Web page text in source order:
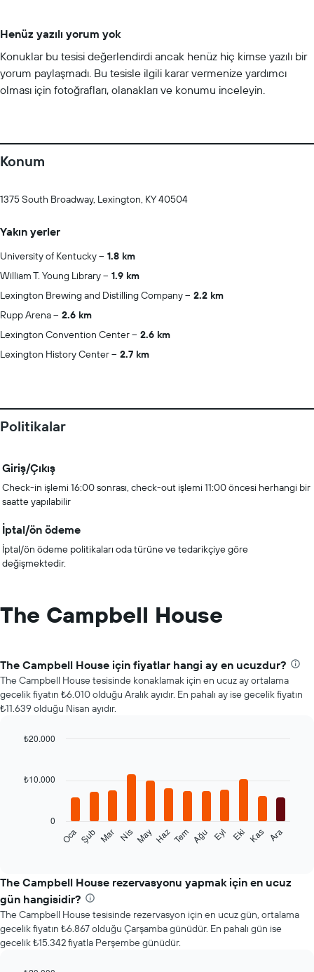
Henüz yazılı yorum yok
Konuklar bu tesisi değerlendirdi ancak henüz hiç kimse yazılı bir
yorum paylaşmadı. Bu tesisle ilgili karar vermenize yardımcı
olması için fotoğrafları, olanakları ve konumu inceleyin.
Konum
1375 South Broadway, Lexington, KY 40504
Yakın yerler
University of Kentucky
1.8 km
William T. Young Library
1.9 km
Lexington Brewing and Distilling Company
2.2 km
Rupp Arena
2.6 km
Lexington Convention Center
2.6 km
Lexington History Center
2.7 km
Politikalar
Giriş/Çıkış
Check-in işlemi 16:00 sonrası, check-out işlemi 11:00 öncesi herhangi bir
saatte yapılabilir
İptal/ön ödeme
İptal/ön ödeme politikaları oda türüne ve tedarikçiye göre
değişmektedir.
The Campbell House
The Campbell House için fiyatlar hangi ay en ucuzdur?
The Campbell House tesisinde konaklamak için en ucuz ay ortalama
gecelik fiyatın ₺6.010 olduğu Aralık ayıdır. En pahalı ay ise gecelik fiyatın
₺11.639 olduğu Nisan ayıdır.
with
Aşağıdaki
için
ortalama
oda
fiyatını
gösterir
Tablo
Oca Şub Mar Nis MayHazTem Ağu Eyl Eki Kas Ara
0
₺10.000
₺20.000
The Campbell House rezervasyonu yapmak için en ucuz
gün hangisidir?
The Campbell House tesisinde rezervasyon için en ucuz gün, ortalama
gecelik fiyatın ₺6.867 olduğu Çarşamba günüdür. En pahalı gün ise
gecelik ₺15.342 fiyatla Perşembe günüdür.